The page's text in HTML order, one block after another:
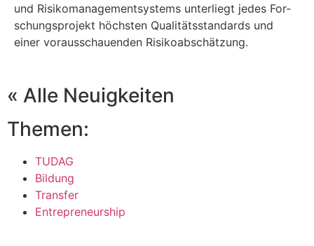
und Risi­ko­ma­nage­ment­sys­tems unter­liegt jedes For­
schungs­pro­jekt höchs­ten Qua­li­täts­stan­dards und
einer vor­aus­schau­en­den Risikoabschätzung.
« Alle Neuigkeiten
Themen:
TUDAG
Bildung
Transfer
Entrepreneurship